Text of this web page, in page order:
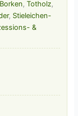
Borken,Totholz,
, Stieleichen-
&